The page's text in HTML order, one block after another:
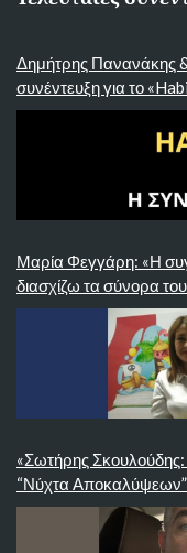
Δημήτρης Πανανάκης
συνέντευξη για το
Μαρία Φεγγάρη: «Η
διασχίζω τα σύνορα
«Σωτήρης
“Νύχτα Αποκαλύψεων”